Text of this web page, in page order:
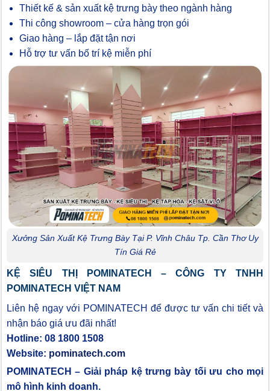
Thiết kế & sản xuất kệ trưng bày theo ngành hàng
Thi công showroom – cửa hàng trọn gói
Giao hàng – lắp đặt tận nơi
Hỗ trợ tư vấn bố trí kệ miễn phí
Xưởng Sản Xuất Kệ Trưng Bày Tại P. Vĩnh Châu Tp. Cần Thơ Uy
Tín Giá Rẻ
KỆ SIÊU THỊ POMINATECH – CÔNG TY TNHH
POMINATECH VIỆT NAM
Liên hệ ngay với POMINATECH để được tư vấn chi tiết và
nhận báo giá ưu đãi nhất!
Hotline: 08 1800 1508
Website: pominatech.com
POMINATECH – Giải pháp kệ trưng bày tối ưu cho mọi
mô hình kinh doanh.